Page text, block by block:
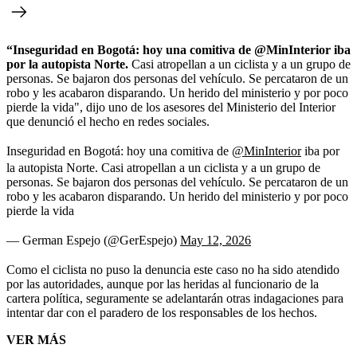
“Inseguridad en Bogotá: hoy una comitiva de @MinInterior iba
por la autopista Norte. Casi atropellan a un ciclista y a un grupo de
personas. Se bajaron dos personas del vehículo. Se percataron de un
robo y les acabaron disparando. Un herido del ministerio y por poco
pierde la vida", dijo uno de los asesores del Ministerio del Interior
que denunció el hecho en redes sociales.
Inseguridad en Bogotá: hoy una comitiva de @MinInterioriba por
la autopista Norte. Casi atropellan a un ciclista y a un grupo de
personas. Se bajaron dos personas del vehículo. Se percataron de un
robo y les acabaron disparando. Un herido del ministerio y por poco
pierde la vida
— German Espejo (@GerEspejo) May 12, 2026
Como el ciclista no puso la denuncia este caso no ha sido atendido
por las autoridades, aunque por las heridas al funcionario de la
cartera política, seguramente se adelantarán otras indagaciones para
intentar dar con el paradero de los responsables de los hechos.
VER MÁS